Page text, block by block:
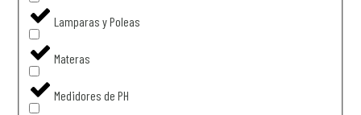
Lamparas y Poleas
Materas
Medidores de PH